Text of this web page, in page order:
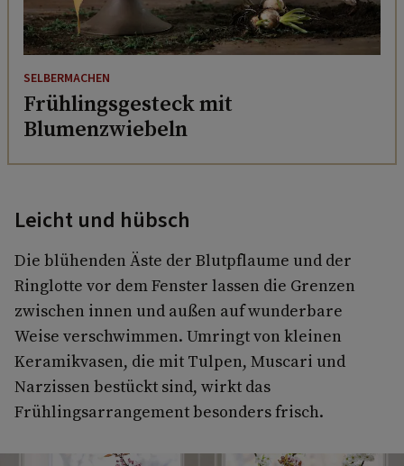
SELBERMACHEN
Frühlingsgesteck mit
Blumenzwiebeln
Leicht und hübsch
Die blühenden Äste der Blutpflaume und der
Ringlotte vor dem Fenster lassen die Grenzen
zwischen innen und außen auf wunderbare
Weise verschwimmen. Umringt von kleinen
Keramikvasen, die mit Tulpen, Muscari und
Narzissen bestückt sind, wirkt das
Frühlingsarrangement besonders frisch.